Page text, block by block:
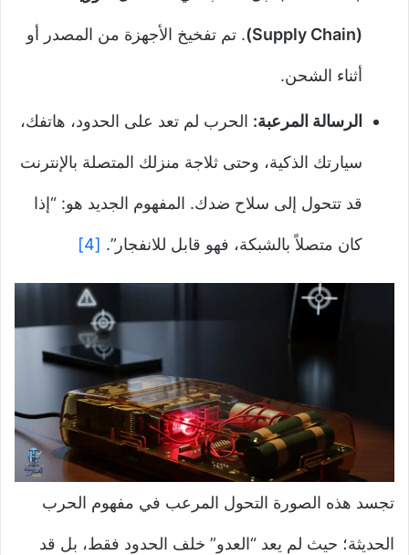
(Supply Chain) . تم تفخيخ الأجهزة من المصدر أو
أثناء الشحن.
الرسالة المرعبة: الحرب لم تعد على الحدود، هاتفك،
سيارتك الذكية، وحتى ثلاجة منزلك المتصلة بالإنترنت
قد تتحول إلى سلاح ضدك. المفهوم الجديد هو: “إذا
كان متصلاً بالشبكة، فهو قابل للانفجار”. [4]
تجسد هذه الصورة التحول المرعب في مفهوم الحرب
الحديثة؛ حيث لم يعد “العدو” خلف الحدود فقط، بل قد